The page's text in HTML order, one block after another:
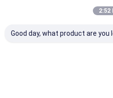
2:52
Good day, what product are you